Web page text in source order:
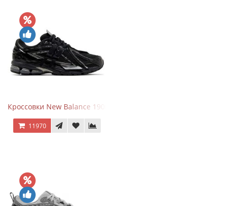
Кроссовки New Balance 1906A Black Silver
11970